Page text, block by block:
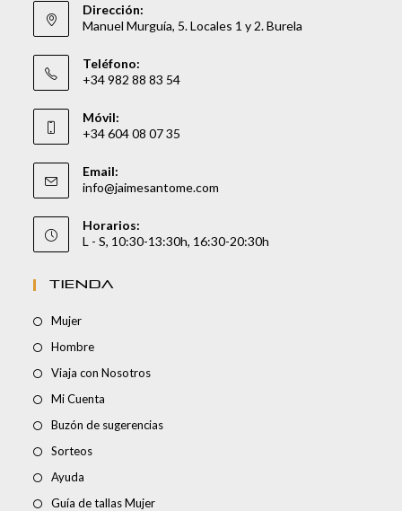
Dirección:
Manuel Murguía, 5. Locales 1 y 2. Burela
Teléfono:
+34 982 88 83 54
Móvil:
+34 604 08 07 35
Email:
info@jaimesantome.com
Horarios:
L - S, 10:30-13:30h, 16:30-20:30h
TIENDA
Mujer
Hombre
Viaja con Nosotros
Mi Cuenta
Buzón de sugerencias
Sorteos
Ayuda
Guía de tallas Mujer